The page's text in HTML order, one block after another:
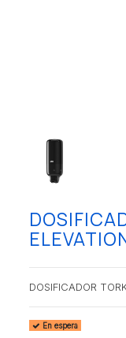
DOSIFICADOR
En espera